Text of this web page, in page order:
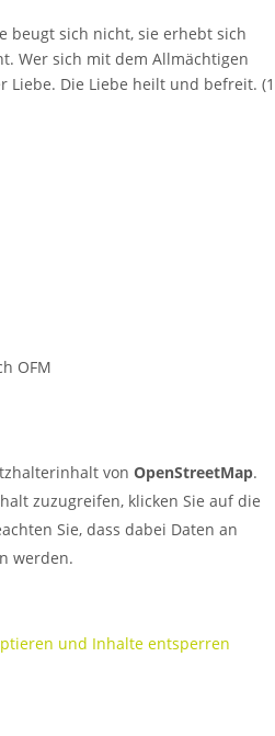
beugt sich nicht, sie erhebt sich
Wer sich mit dem Allmächtigen
Liebe. Die Liebe heilt und befreit. (1
OFM
von OpenStreetMap.
zuzugreifen, klicken Sie auf die
Sie, dass dabei Daten an
werden.
und Inhalte entsperren